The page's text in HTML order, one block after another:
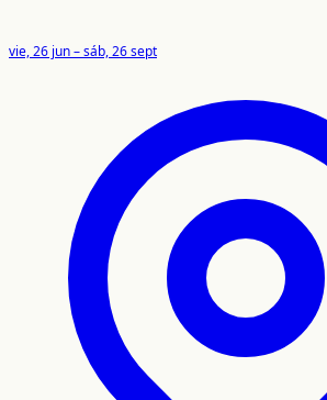
vie, 26 jun – sáb, 26 sept